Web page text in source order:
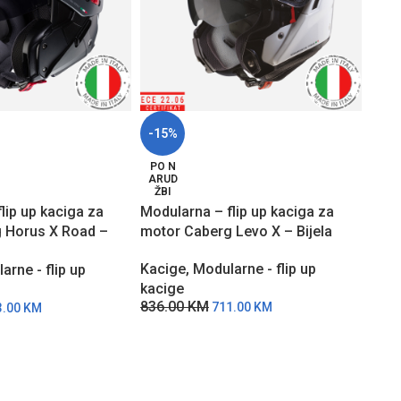
up kaciga za
X Road –
- flip up
KM
-15%
PO N
ARUD
ŽBI
Modularna – flip up kaciga za
motor Caberg Levo X – Bijela
Kacige, Modularne - flip up
kacige
836.00KM 711.00 KM